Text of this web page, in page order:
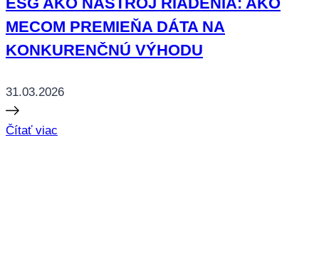
MECOM PREMIEŇA DÁTA NA
KONKURENČNÚ VÝHODU
31.03.2026
Čítať viac